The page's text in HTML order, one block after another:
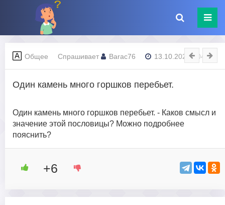
Общее Спрашивает Barac76 13.10.2023 - 04:27
Один камень много горшков перебьет.
Один камень много горшков перебьет. - Каков смысл и
значение этой пословицы? Можно подробнее
пояснить?
+6